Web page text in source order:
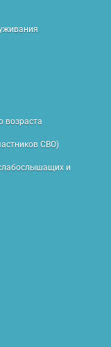
возраста
СВО)
и